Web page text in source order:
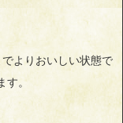
よりおいしい状態で
す。